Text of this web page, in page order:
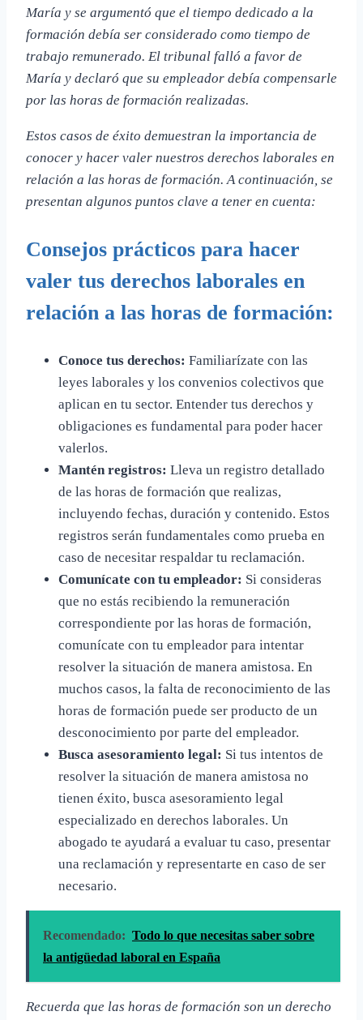
María y se argumentó que el tiempo dedicado a la
formación debía ser considerado como tiempo de
trabajo remunerado. El tribunal falló a favor de
María y declaró que su empleador debía compensarle
por las horas de formación realizadas.
Estos casos de éxito demuestran la importancia de
conocer y hacer valer nuestros derechos laborales en
relación a las horas de formación. A continuación, se
presentan algunos puntos clave a tener en cuenta:
Consejos prácticos para hacer
valer tus derechos laborales en
relación a las horas de formación:
Conoce tus derechos: Familiarízate con las
leyes laborales y los convenios colectivos que
aplican en tu sector. Entender tus derechos y
obligaciones es fundamental para poder hacer
valerlos.
Mantén registros: Lleva un registro detallado
de las horas de formación que realizas,
incluyendo fechas, duración y contenido. Estos
registros serán fundamentales como prueba en
caso de necesitar respaldar tu reclamación.
Comunícate con tu empleador: Si consideras
que no estás recibiendo la remuneración
correspondiente por las horas de formación,
comunícate con tu empleador para intentar
resolver la situación de manera amistosa. En
muchos casos, la falta de reconocimiento de las
horas de formación puede ser producto de un
desconocimiento por parte del empleador.
Busca asesoramiento legal: Si tus intentos de
resolver la situación de manera amistosa no
tienen éxito, busca asesoramiento legal
especializado en derechos laborales. Un
abogado te ayudará a evaluar tu caso, presentar
una reclamación y representarte en caso de ser
necesario.
Recomendado: Todo lo que necesitas saber sobre
la antigüedad laboral en España
Recuerda que las horas de formación son un derecho